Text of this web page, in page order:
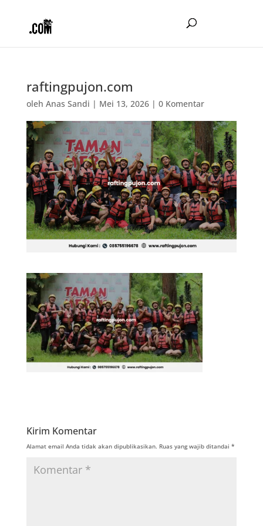
raftingpujon.com
oleh Anas Sandi | Mei 13, 2026| 0 Komentar
Kirim Komentar
Alamat email Anda tidak akan dipublikasikan. Ruas yang wajib ditandai *